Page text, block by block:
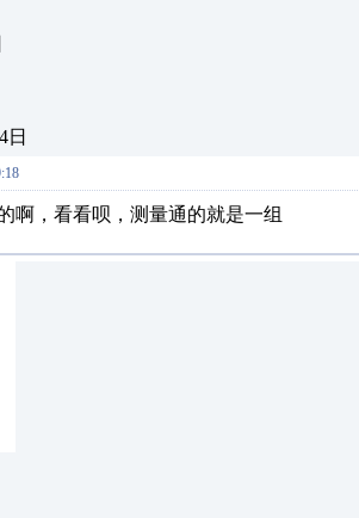
日
啊，看看呗，测量通的就是一组